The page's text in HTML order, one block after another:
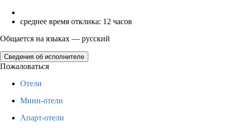
среднее время отклика: 12 часов
Общается на языках — русский
Сведения об исполнителе
Пожаловаться
Отели
Мини-отели
Апарт-отели